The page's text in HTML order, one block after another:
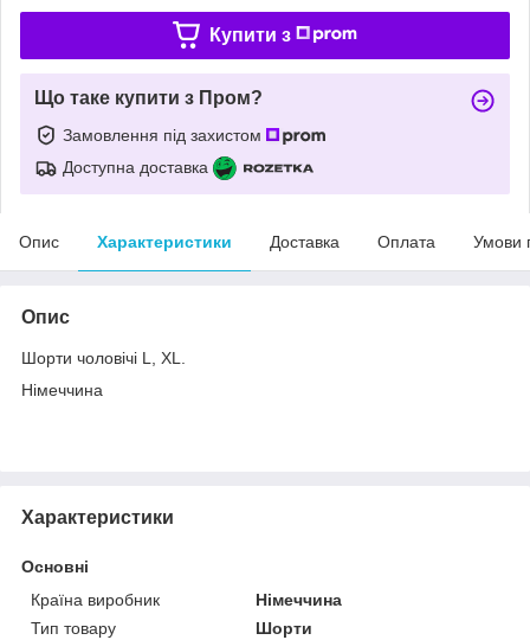
Купити з
Що таке купити з Пром?
Замовлення під захистом
Доступна доставка
Опис Характеристики Доставка Оплата Умови
Опис
Шорти чоловічі L, XL.
Німеччина
Характеристики
Основні
Країна виробник
Німеччина
Тип товару
Шорти